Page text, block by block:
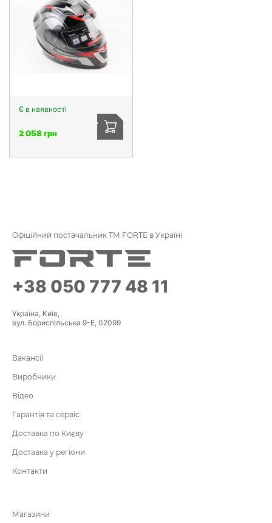
Є в наявності
2 058 грн
Офіційний постачальник ТМ FORTE в Україні
+38 050 777 48 11
Україна, Київ,
вул. Бориспільська 9-Е, 02099
Вакансії
Виробники
Відео
Гарантія та сервіс
Доставка по Києву
Доставка у регіони
Контакти
Магазини